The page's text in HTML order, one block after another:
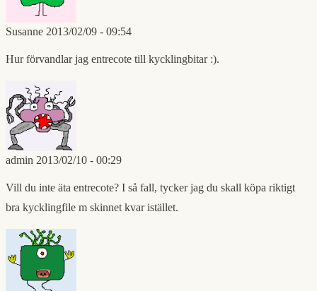
Susanne 2013/02/09 - 09:54
Hur förvandlar jag entrecote till kycklingbitar :).
admin 2013/02/10 - 00:29
Vill du inte äta entrecote? I så fall, tycker jag du skall köpa riktigt
bra kycklingfile m skinnet kvar istället.